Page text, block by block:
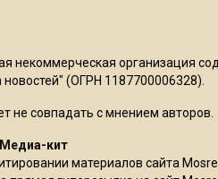
некоммерческая организация
(ОГРН 1187700006328).
не совпадать с мнением авторов.
Медиа-кит
материалов сайта